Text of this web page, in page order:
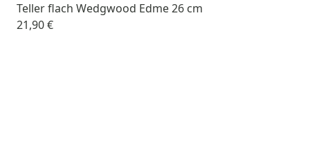
Teller flach Wedgwood Edme 26 cm
21,90 €